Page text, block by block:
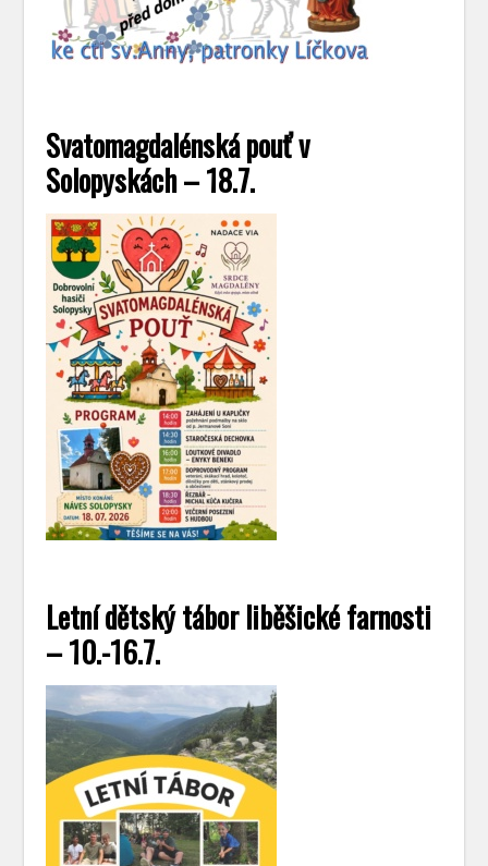
Svatomagdalénská pouť v
Solopyskách – 18.7.
Letní dětský tábor liběšické farnosti
– 10.-16.7.